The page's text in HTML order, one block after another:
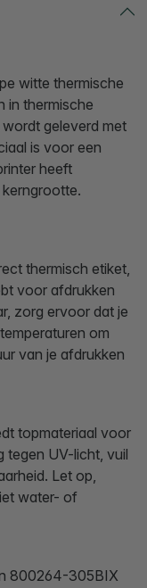
witte thermische
in thermische
wordt geleverd met
is voor een
heeft
thermisch etiket,
voor afdrukken
zorg ervoor dat je
om
van je afdrukken
topmateriaal voor
tegen UV-licht, vuil
Let op,
water- of
800264-305BIX